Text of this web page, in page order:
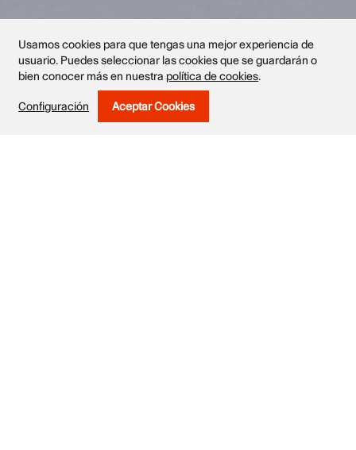
Obras
Usamos cookies para que tengas una mejor experiencia de
usuario. Puedes seleccionar las cookies que se guardarán o
bien conocer más en nuestra política de cookies.
Configuración Aceptar Cookies